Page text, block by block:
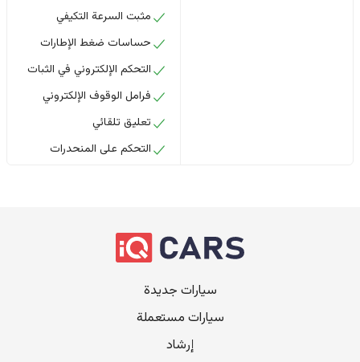
مثبت السرعة التكيفي
حساسات ضغط الإطارات
التحكم الإلكتروني في الثبات
فرامل الوقوف الإلكتروني
تعليق تلقائي
التحكم على المنحدرات
سيارات جديدة
سيارات مستعملة
إرشاد